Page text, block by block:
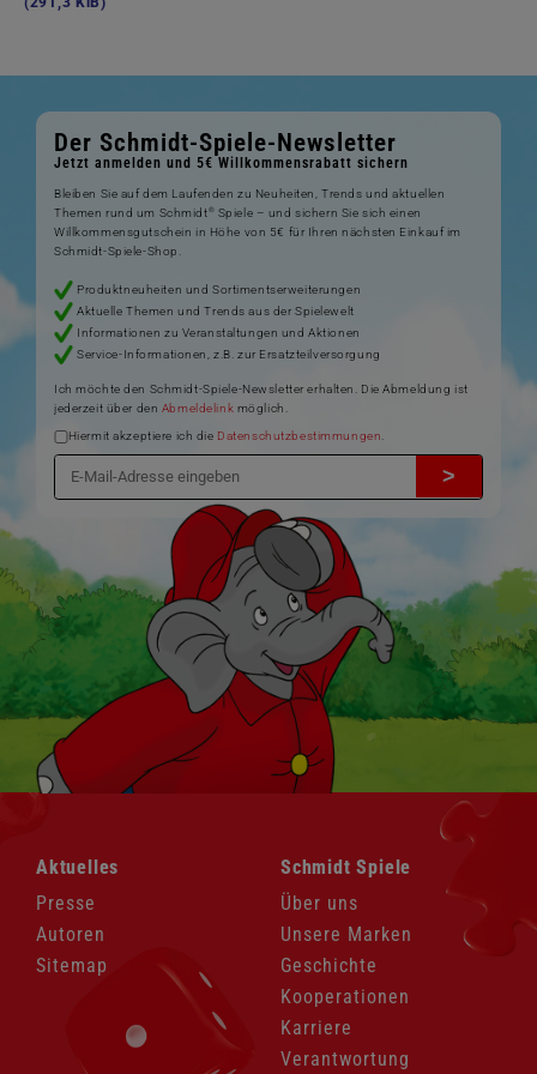
Der Schmidt-Spiele-Newsletter
Jetzt anmelden und 5€ Willkommensrabatt sichern
Bleiben Sie auf dem Laufenden zu Neuheiten, Trends und aktuellen
Themen rund um Schmidt® Spiele – und sichern Sie sich einen
Willkommensgutschein in Höhe von 5€ für Ihren nächsten Einkauf im
Schmidt-Spiele-Shop.
Produktneuheiten und Sortimentserweiterungen
Aktuelle Themen und Trends aus der Spielewelt
Informationen zu Veranstaltungen und Aktionen
Service-Informationen, z.B. zur Ersatzteilversorgung
Ich möchte den Schmidt-Spiele-Newsletter erhalten. Die Abmeldung ist
jederzeit über den Abmeldelink möglich.
Hiermit akzeptiere ich die Datenschutzbestimmungen
>
überspringen
Aktuelles
Presse
Autoren
Sitemap
Navigation
überspringen
Schmidt Spiele
Über uns
Unsere Marken
Geschichte
Kooperationen
Karriere
Verantwortung